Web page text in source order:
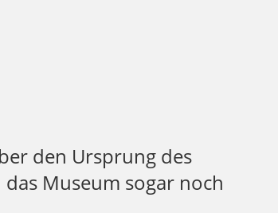
den Ursprung des
Museum sogar noch